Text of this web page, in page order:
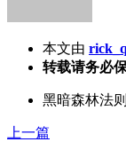
本文由
转载请务必
黑暗森林法则
上一篇